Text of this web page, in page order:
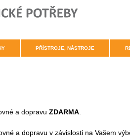
PŘÍSTROJE, NÁSTROJE
a dopravu ZDARMA
a dopravu v závislosti na Vašem